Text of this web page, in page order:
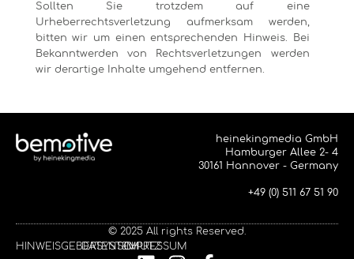
Sollten Sie trotzdem auf eine
Urheberrechtsverletzung aufmerksam werden,
bitten wir um einen entsprechenden Hinweis. Bei
Bekanntwerden von Rechtsverletzungen werden
wir derartige Inhalte umgehend entfernen.
heinekingmedia GmbH
Hamburger Allee 2- 4
30161 Hannover - Germany
+49 (0) 511 67 51 90
© 2025 All rights Reserved.
IMPRESSUM
DATENSCHUTZ
HINWEISGEBERSYSTEM